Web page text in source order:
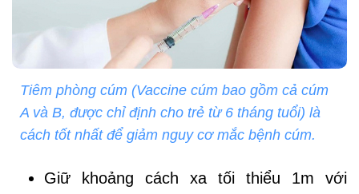
Tiêm phòng cúm (Vaccine cúm bao gồm cả cúm
A và B, được chỉ định cho trẻ từ 6 tháng tuổi) là
cách tốt nhất để giảm nguy cơ mắc bệnh cúm.
Giữ khoảng cách xa tối thiểu 1m với